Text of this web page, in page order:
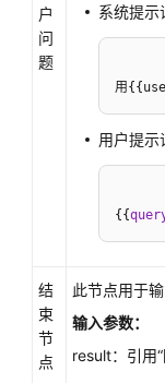
户
问
题
系统提示
用 {{
用户提
{{
结
束
节
点
此节点用于
输入参数：
result：引用